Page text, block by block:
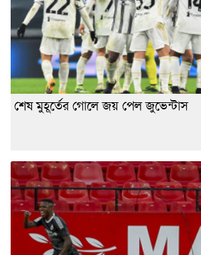
শেষ মুহূর্তের গোলে জয় পেল জুভেন্টাস